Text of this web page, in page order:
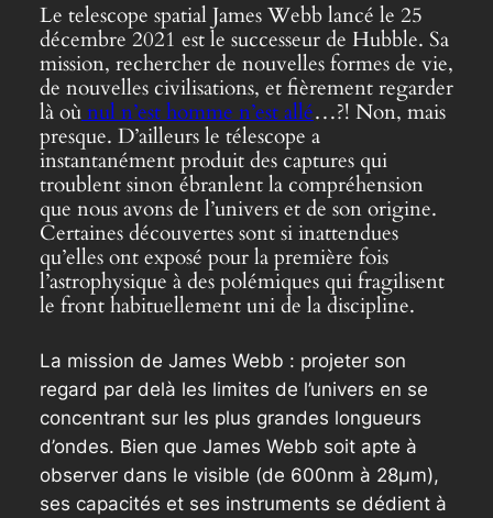
Le telescope spatial James Webb lancé le 25
décembre 2021 est le successeur de Hubble. Sa
mission, rechercher de nouvelles formes de vie,
de nouvelles civilisations, et fièrement regarder
là oùnul n’est homme n’est allé…?! Non, mais
presque. D’ailleurs le télescope a
instantanément produit des captures qui
troublent sinon ébranlent la compréhension
que nous avons de l’univers et de son origine.
Certaines découvertes sont si inattendues
qu’elles ont exposé pour la première fois
l’astrophysique à des polémiques qui fragilisent
le front habituellement uni de la discipline.
La mission de James Webb : projeter son
regard par delà les limites de l’univers en se
concentrant sur les plus grandes longueurs
d’ondes. Bien que James Webb soit apte à
observer dans le visible (de 600nm à 28µm),
ses capacités et ses instruments se dédient à